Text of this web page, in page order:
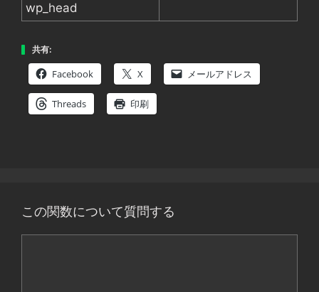
wp_head
共有:
Facebook X メールアドレス
Threads 印刷
この関数について質問する